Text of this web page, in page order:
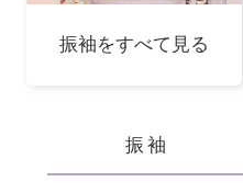
振袖をすべて見る
振袖